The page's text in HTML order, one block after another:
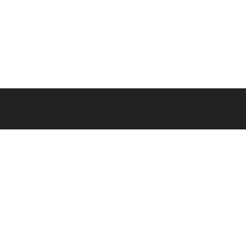
藝類第一名 黃明文